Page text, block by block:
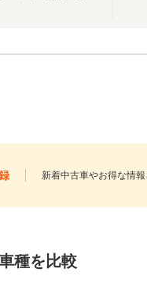
新着中古車やお得な情
種を比較